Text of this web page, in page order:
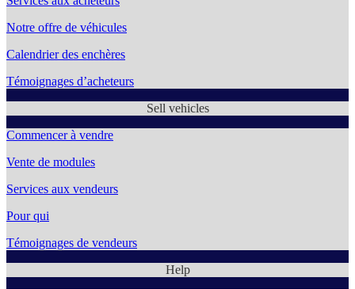
Notre offre de véhicules
Calendrier des enchères
Témoignages d’acheteurs
Sell vehicles
Commencer à vendre
Vente de modules
Services aux vendeurs
Pour qui
Témoignages de vendeurs
Help